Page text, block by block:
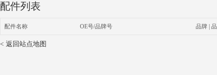
配件列表
配件名称 OE号/品牌号 品牌 |
< 返回站点地图